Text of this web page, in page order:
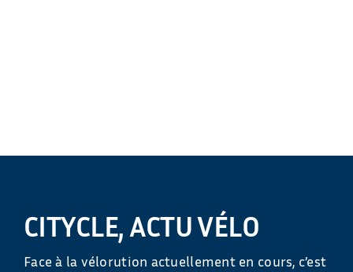
CITYCLE, ACTU VÉLO
Face à la vélorution actuellement en cours, c’est